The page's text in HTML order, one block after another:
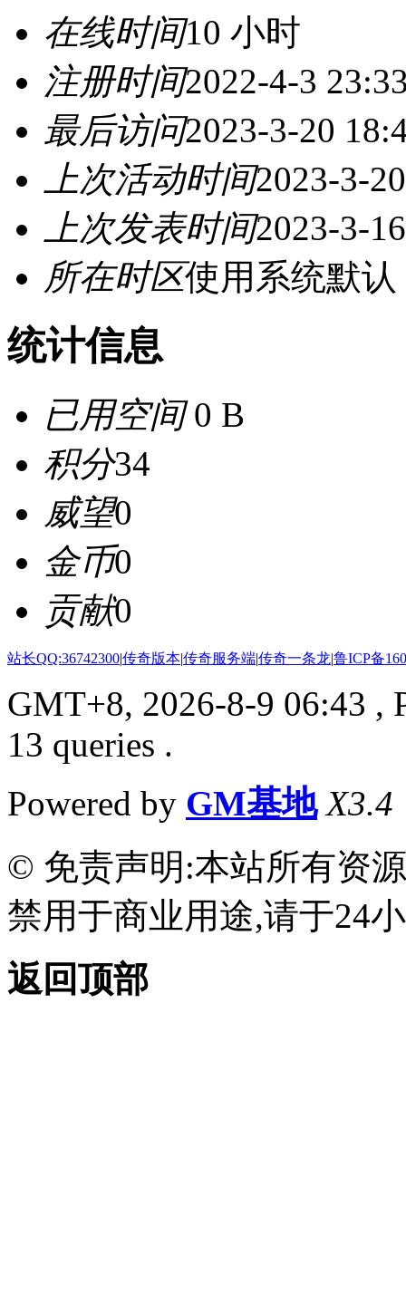
在线时间10 小时
注册时间2022-4-3
最后访问2023-3-20
上次活动时间2023-3-
上次发表时间2023-3-
所在时区使用系统默认
统计信息
已用空间0 B
积分34
威望0
金币0
贡献0
站长QQ:36742300|传奇版本|传奇服务端|传奇一条龙|鲁ICP备
GMT+8, 2026-8-9 06:43 ,
13 queries .
Powered by GM基地 X3.4
© 免责声明:本站所有资
禁用于商业用途,请于24
返回顶部